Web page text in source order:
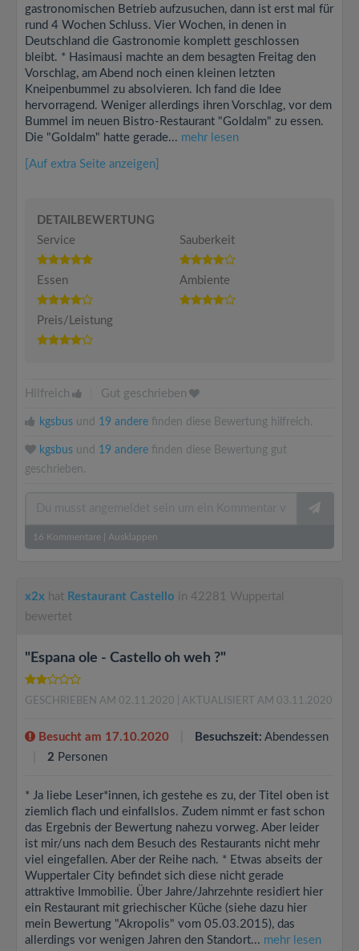
gastronomischen Betrieb aufzusuchen, dann ist erst mal für
rund 4 Wochen Schluss. Vier Wochen, in denen in
Deutschland die Gastronomie komplett geschlossen
bleibt. * Hasimausi machte an dem besagten Freitag den
Vorschlag, am Abend noch einen kleinen letzten
Kneipenbummel zu absolvieren. Ich fand die Idee
hervorragend. Weniger allerdings ihren Vorschlag, vor dem
Bummel im neuen Bistro-Restaurant "Goldalm" zu essen.
Die "Goldalm" hatte gerade... mehr lesen
[Auf extra Seite anzeigen]
DETAILBEWERTUNG
Service
Sauberkeit
Essen Ambiente
Preis/Leistung
Hilfreich Gut geschrieben
kgsbus und 19 andere finden diese Bewertung hilfreich.
kgsbus und 19 andere finden diese Bewertung gut
geschrieben.
16 Kommentare Ausklappen
x2x hat Restaurant Castello in 42281 Wuppertal
bewertet
"Espana ole - Castello oh weh ?"
GESCHRIEBEN AM 02.11.2020 | AKTUALISIERT AM 03.11.2020
Besucht am 17.10.2020 Besuchszeit: Abendessen
2 Personen
* Ja liebe Leser*innen, ich gestehe es zu, der Titel oben ist
ziemlich flach und einfallslos. Zudem nimmt er fast schon
das Ergebnis der Bewertung nahezu vorweg. Aber leider
ist mir/uns nach dem Besuch des Restaurants nicht mehr
viel eingefallen. Aber der Reihe nach. * Etwas abseits der
Wuppertaler City befindet sich diese nicht gerade
attraktive Immobilie. Über Jahre/Jahrzehnte residiert hier
ein Restaurant mit griechischer Küche (siehe dazu hier
mein Bewertung "Akropolis" vom 05.03.2015), das
allerdings vor wenigen Jahren den Standort... mehr lesen